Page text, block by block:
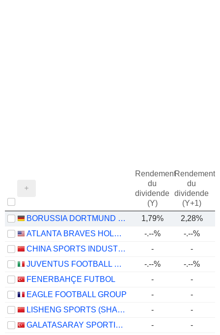
Rendement
du
dividende
(Y)
Rendement
du
dividende
(Y+1)
BORUSSIA DORTMUND GMBH 1,79% 2,28%
ATLANTA BRAVES HOLDINGS, INC.
-.--% -.--%
CHINA SPORTS INDUSTRY GROUP CO., LTD.
-
-
JUVENTUS FOOTBALL CLUB S.P.A.
-.--% -.--%
FENERBAHÇE FUTBOL
-
-
EAGLE FOOTBALL GROUP
-
-
LISHENG SPORTS (SHANGHAI) CO.,LTD
-
-
GALATASARAY SPORTIF SINAI VE TICARI YATIRIMLAR
-
-